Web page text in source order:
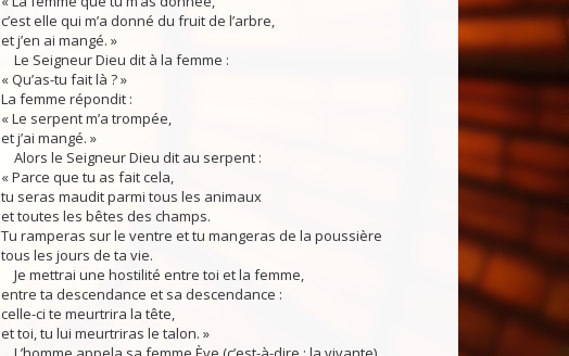
c’est elle qui m’a donné du fruit de l’arbre,
et j’en ai mangé. »
Le Seigneur Dieu dit à la femme :
« Qu’as-tu fait là ? »
La femme répondit :
« Le serpent m’a trompée,
et j’ai mangé. »
Alors le Seigneur Dieu dit au serpent :
« Parce que tu as fait cela,
tu seras maudit parmi tous les animaux
et toutes les bêtes des champs.
Tu ramperas sur le ventre et tu mangeras de la poussière
tous les jours de ta vie.
Je mettrai une hostilité entre toi et la femme,
entre ta descendance et sa descendance :
celle-ci te meurtrira la tête,
et toi, tu lui meurtriras le talon. »